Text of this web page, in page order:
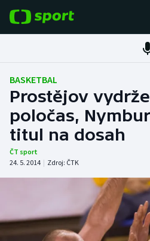
Fotbal
Hokej
Tenis
Atletika
DALŠÍ SPORTY
BASKETBAL
Prostějov
poločas,
titul na dosah
ČT sport
24. 5. 2014 | Zdroj: ČTK